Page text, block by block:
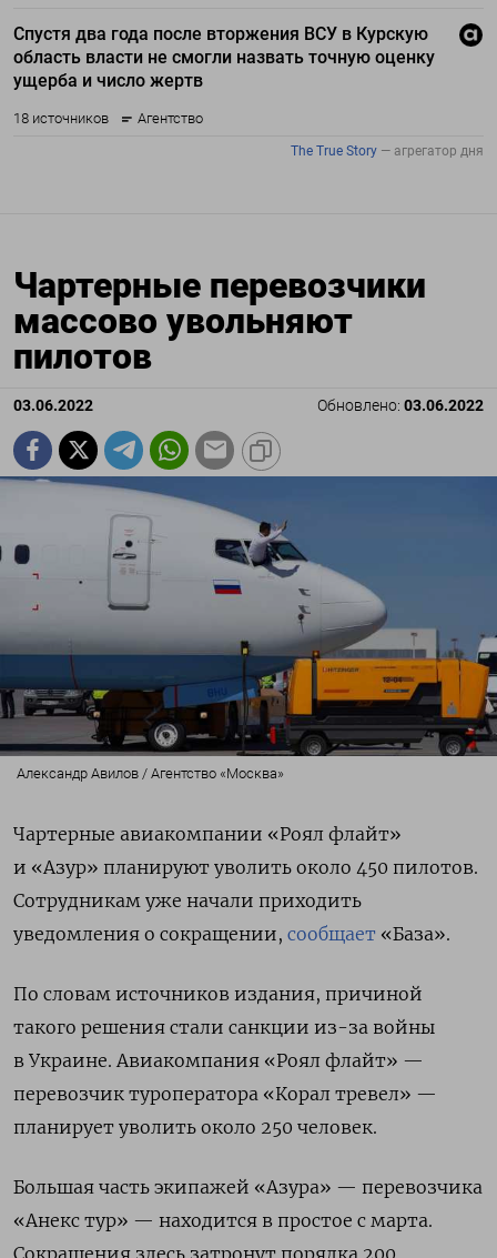
Чартерные перевозчики
массово увольняют
пилотов
03.06.2022 Обновлено: 03.06.2022
Александр Авилов / Агентство «Москва»
Чартерные авиакомпании «Роял флайт»
и «Азур» планируют уволить около 450 пилотов.
Сотрудникам уже начали приходить
уведомления о сокращении, сообщает «База».
По словам источников издания, причиной
такого решения стали санкции из-за войны
в Украине. Авиакомпания «Роял флайт» —
перевозчик туроператора «Корал тревел» —
планирует уволить около 250 человек.
Большая часть экипажей «Азура» — перевозчика
«Анекс тур» — находится в простое с марта.
Сокращения здесь затронут порядка 200